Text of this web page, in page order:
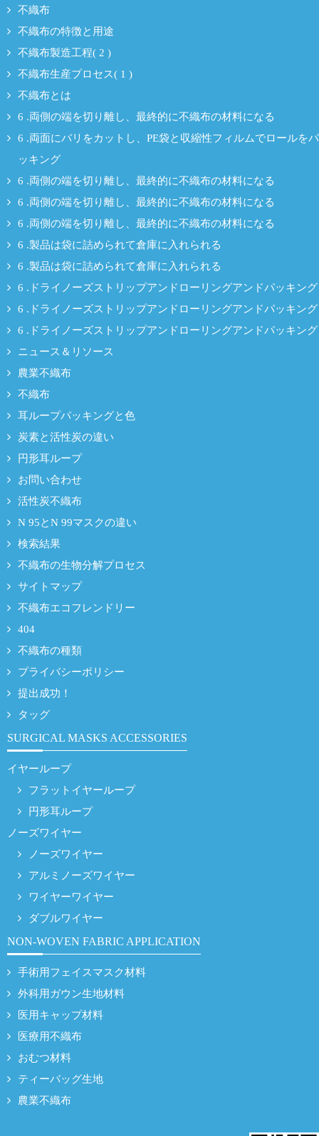
不織布
不織布の特徴と用途
不織布製造工程( 2 )
不織布生産プロセス( 1 )
不織布とは
6 .両側の端を切り離し、最終的に不織布の材料になる
6 .両面にバリをカットし、PE袋と収縮性フィルムでロールをパ
ッキング
6 .両側の端を切り離し、最終的に不織布の材料になる
6 .両側の端を切り離し、最終的に不織布の材料になる
6 .両側の端を切り離し、最終的に不織布の材料になる
6 .製品は袋に詰められて倉庫に入れられる
6 .製品は袋に詰められて倉庫に入れられる
6 .ドライノーズストリップアンドローリングアンドパッキング
6 .ドライノーズストリップアンドローリングアンドパッキング
6 .ドライノーズストリップアンドローリングアンドパッキング
ニュース＆リソース
農業不織布
不織布
耳ループパッキングと色
炭素と活性炭の違い
円形耳ループ
お問い合わせ
活性炭不織布
N 95とN 99マスクの違い
検索結果
不織布の生物分解プロセス
サイトマップ
不織布エコフレンドリー
404
不織布の種類
プライバシーポリシー
提出成功！
タッグ
SURGICAL MASKS ACCESSORIES
イヤーループ
フラットイヤーループ
円形耳ループ
ノーズワイヤー
ノーズワイヤー
アルミノーズワイヤー
ワイヤーワイヤー
ダブルワイヤー
NON-WOVEN FABRIC APPLICATION
手術用フェイスマスク材料
外科用ガウン生地材料
医用キャップ材料
医療用不織布
おむつ材料
ティーバッグ生地
農業不織布